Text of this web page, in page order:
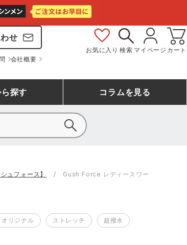
せ
会社概要
お気に入り 検索 マイページ カート
レインウェア・カッパ
作業用手袋ランキング
マック
探す
清掃・ビルメンテ作業服
コラムを見る
ュフォース】
Gush Force レディースワー
リジナル ストレッチ 超撥水